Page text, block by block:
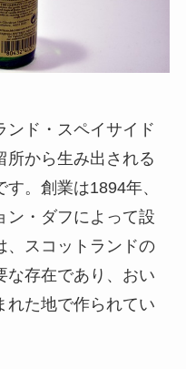
ンド・スペイサイド
所から生み出される
。創業は1894年、
ン・ダフによって設
、スコットランドの
な存在であり、おい
れた地で作られてい